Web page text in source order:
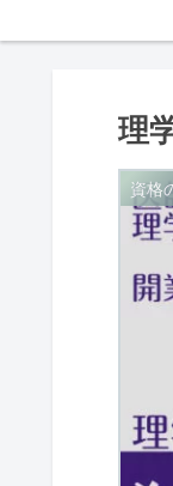
理
資格